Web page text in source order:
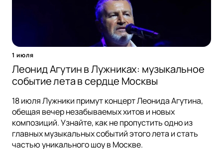
1 июля
Леонид Агутин в Лужниках: музыкальное
событие лета в сердце Москвы
18 июля Лужники примут концерт Леонида Агутина,
обещая вечер незабываемых хитов и новых
композиций. Узнайте, как не пропустить одно из
главных музыкальных событий этого лета и стать
частью уникального шоу в Москве.